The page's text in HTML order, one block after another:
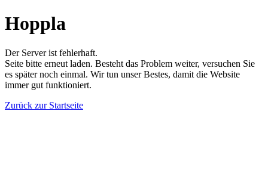
Hoppla
Der Server ist fehlerhaft.
Seite bitte erneut laden. Besteht das Problem weiter, versuchen Sie
es später noch einmal. Wir tun unser Bestes, damit die Website
immer gut funktioniert.
Zurück zur Startseite